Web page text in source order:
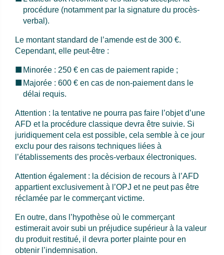
procédure (notamment par la signature du procès-
verbal).
Le montant standard de l’amende est de 300 €.
Cependant, elle peut-être :
Minorée : 250 € en cas de paiement rapide ;
Majorée : 600 € en cas de non-paiement dans le
délai requis.
Attention : la tentative ne pourra pas faire l’objet d’une
AFD et la procédure classique devra être suivie. Si
juridiquement cela est possible, cela semble à ce jour
exclu pour des raisons techniques liées à
l’établissements des procès-verbaux électroniques.
Attention également : la décision de recours à l’AFD
appartient exclusivement à l’OPJ et ne peut pas être
réclamée par le commerçant victime.
En outre, dans l’hypothèse où le commerçant
estimerait avoir subi un préjudice supérieur à la valeur
du produit restitué, il devra porter plainte pour en
obtenir l’indemnisation.